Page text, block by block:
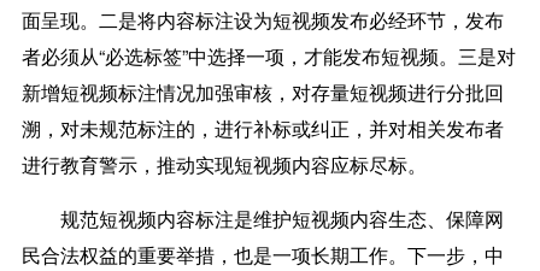
面呈现。 二是将内容标注设为短视频发布必经环节，发布
者必须从“必选标签”中选择一项，才能发布短视频。 三是对
新增短视频标注情况加强审核，对存量短视频进行分批回
溯，对未规范标注的，进行补标或纠正，并对相关发布者
进行教育警示，推动实现短视频内容应标尽标。
规范短视频内容标注是维护短视频内容生态、保障网
民合法权益的重要举措，也是一项长期工作。下一步，中